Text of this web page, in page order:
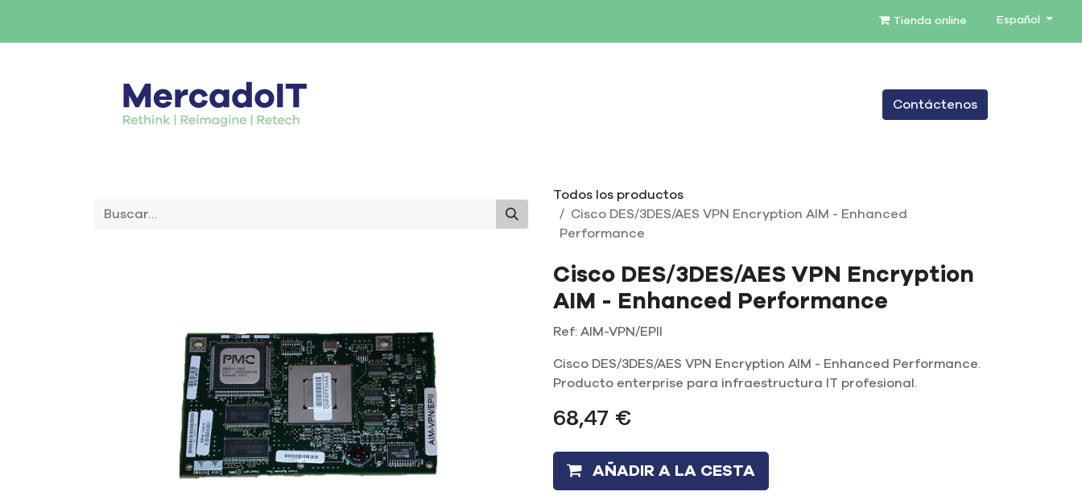
Tienda online Español
BLOG
Contáctenos
Todos los productos
Cisco DES/3DES/AES VPN Encryption AIM - Enhanced
Performance
Cisco DES/3DES/AES VPN Encryption
AIM - Enhanced Performance
Ref: AIM-VPN/EPII
Cisco DES/3DES/AES VPN Encryption AIM - Enhanced Performance.
Producto enterprise para infraestructura IT profesional.
68,47 €
AÑADIR A LA CESTA